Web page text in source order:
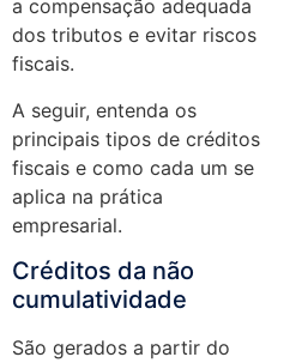
a compensação adequada
dos tributos e evitar riscos
fiscais.
A seguir, entenda os
principais tipos de créditos
fiscais e como cada um se
aplica na prática
empresarial.
Créditos da não
cumulatividade
São gerados a partir do